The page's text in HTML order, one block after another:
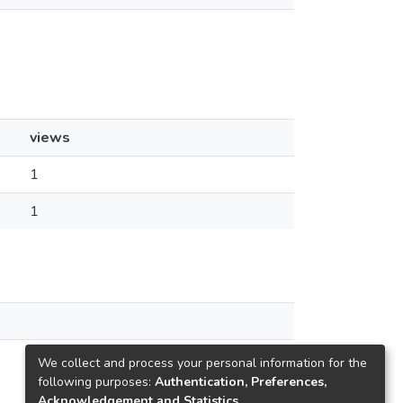
views
1
1
We collect and process your personal information for the
following purposes: Authentication, Preferences,